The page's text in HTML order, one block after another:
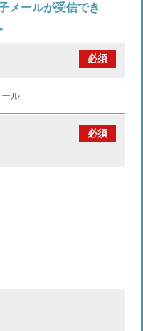
メールが受信でき
必須
ール
必須